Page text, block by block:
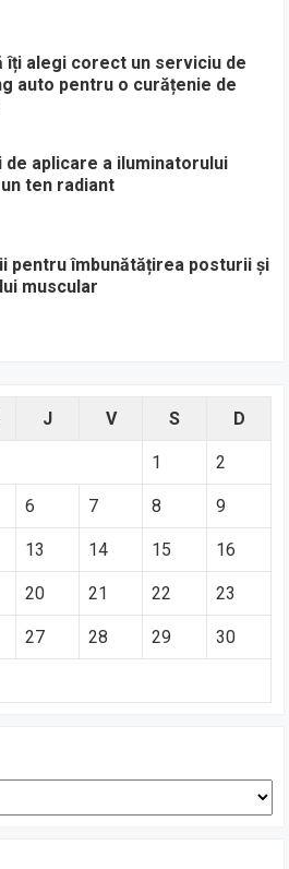
îți alegi corect un serviciu de
auto pentru o curățenie de
de aplicare a iluminatorului
ten radiant
pentru îmbunătățirea posturii și
muscular
J V S D
1 2
6 7 8 9
13 14 15 16
20 21 22 23
27 28 29 30